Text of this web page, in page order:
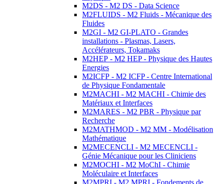
M2DS - M2 DS - Data Science
M2FLUIDS - M2 Fluids - Mécanique des
Fluides
M2GI - M2 GI-PLATO - Grandes
installations - Plasmas, Lasers,
Accélérateurs, Tokamaks
M2HEP - M2 HEP - Physique des Hautes
Energies
M2ICFP - M2 ICFP - Centre International
de Physique Fondamentale
M2MACHI - M2 MACHI - Chimie des
Matériaux et Interfaces
M2MARES - M2 PBR - Physique par
Recherche
M2MATHMOD - M2 MM - Modélisation
Mathématique
M2MECENCLI - M2 MECENCLI -
Génie Mécanique pour les Cliniciens
M2MOCHI - M2 MoChI - Chimie
Moléculaire et Interfaces
M2MPRI - M2 MPRI - Fondements de